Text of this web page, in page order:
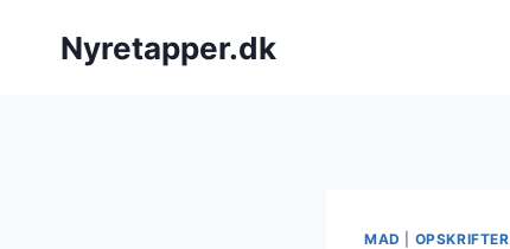
Nyretapper.dk
MAD OPSKRIFTER